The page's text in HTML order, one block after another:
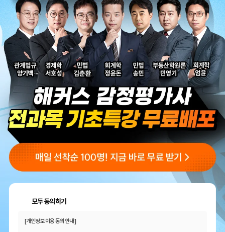
모두 동의하기
[개인정보 이용 동의 안내]